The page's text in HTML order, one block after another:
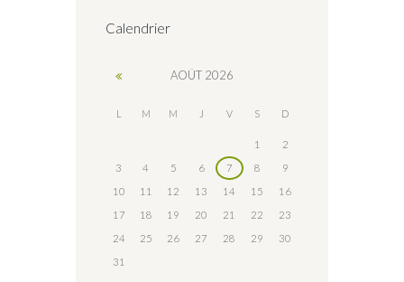
Calendrier
AOÛT 2026
L M M J V S D
1
2
3
4 5 6 7 8
9
10
11 12 13 14 15
16
17
18 19 20 21 22
23
24
25 26 27 28 29
30
31